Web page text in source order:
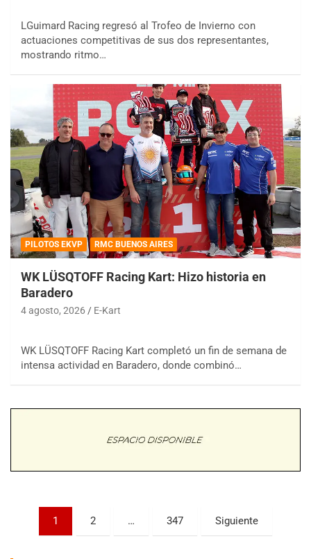
LGuimard Racing regresó al Trofeo de Invierno con
actuaciones competitivas de sus dos representantes,
mostrando ritmo…
PILOTOS EKVP RMC BUENOS AIRES
WK LÜSQTOFF Racing Kart: Hizo historia en
Baradero
4 agosto, 2026 E-Kart
WK LÜSQTOFF Racing Kart completó un fin de semana de
intensa actividad en Baradero, donde combinó…
Paginación
1 2 … 347 Siguiente
COBERTURA ESPECIAL DE E-KART.COM.AR
08/09-AGO
Ramiro Tot (Asfalto)
Trenque Lauquen (Buenos Aires)
Villaguay (Entre Ríos)